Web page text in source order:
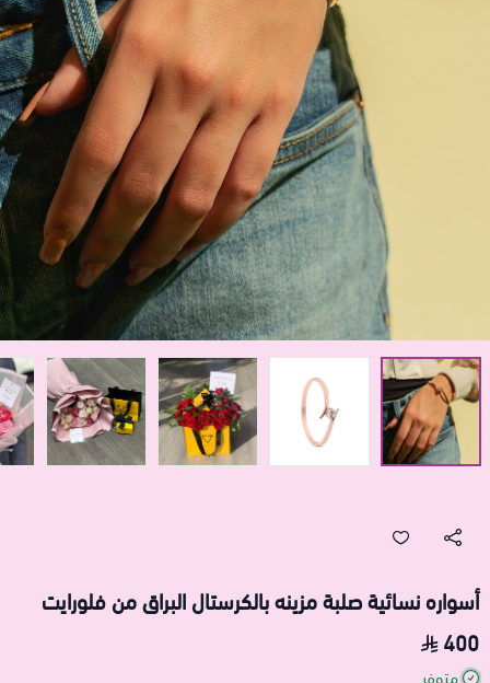
أسواره نسائية صلبة مزينه بالكرستال البراق من فلورايت
400